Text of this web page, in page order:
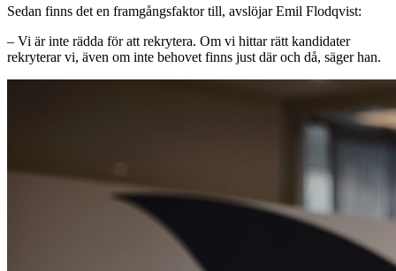
Sedan finns det en framgångsfaktor till, avslöjar Emil Flodqvist:
– Vi är inte rädda för att rekrytera. Om vi hittar rätt kandidater
rekryterar vi, även om inte behovet finns just där och då, säger han.